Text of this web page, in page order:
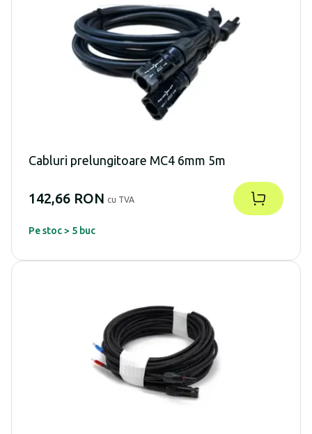
Cabluri prelungitoare MC4 6mm 5m
142,66 RON cu TVA
Pe stoc > 5 buc